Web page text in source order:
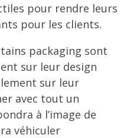
pour rendre leurs
pour les clients.
packaging sont
sur leur design
sur leur
avec tout un
à l’image de
véhiculer